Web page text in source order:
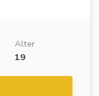
Alter
19